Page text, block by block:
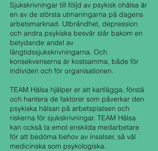
Sjukskrivningar till följd av psykisk ohälsa är
en av de största utmaningarna på dagens
arbetsmarknad. Utbrändhet, depression
och andra psykiska besvär står bakom en
betydande andel av
långtidssjukskrivningarna. Och
konsekvenserna är kostsamma, både för
individen och för organisationen.
TEAM Hälsa hjälper er att kartlägga, förstå
och hantera de faktorer som påverkar den
psykiska hälsan på arbetsplatsen och
riskerna för sjukskrivningar. TEAM Hälsa
kan också ta emot enskilda medarbetare
för att bedöma behov av insatser, så väl
medicinska som psykologiska.